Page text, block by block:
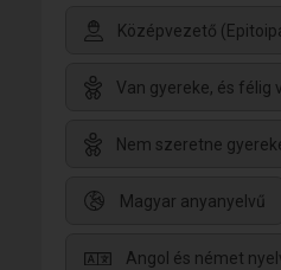
Középvezető
Van gyereke, és félig
Nem szeretne
Magyar anyanyelvű
Angol és német